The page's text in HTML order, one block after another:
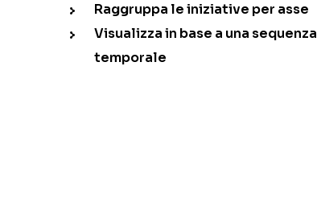
Raggruppa le iniziative per asse
Visualizza in base a una sequenza
temporale